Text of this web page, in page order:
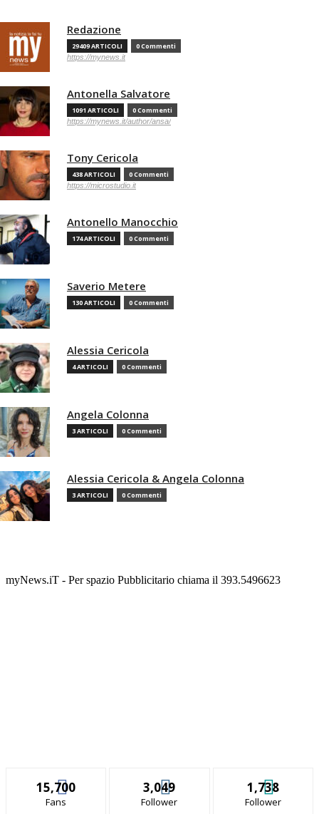
Redazione
29409 ARTICOLI 0 Commenti
https://mynews.it
Antonella Salvatore
1091 ARTICOLI 0 Commenti
https://mynews.it/author/ansa/
Tony Cericola
438 ARTICOLI 0 Commenti
https://microstudio.it
Antonello Manocchio
174 ARTICOLI 0 Commenti
Saverio Metere
130 ARTICOLI 0 Commenti
Alessia Cericola
4 ARTICOLI 0 Commenti
Angela Colonna
3 ARTICOLI 0 Commenti
Alessia Cericola & Angela Colonna
3 ARTICOLI 0 Commenti
myNews.iT - Per spazio Pubblicitario chiama il 393.5496623
15,700
Fans
3,049
Follower
1,738
Follower